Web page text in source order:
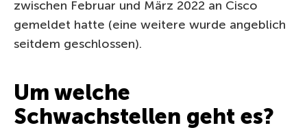
zwischen Februar und März 2022 an Cisco
gemeldet hatte (eine weitere wurde angeblich
seitdem geschlossen).
Um welche
Schwachstellen geht es?